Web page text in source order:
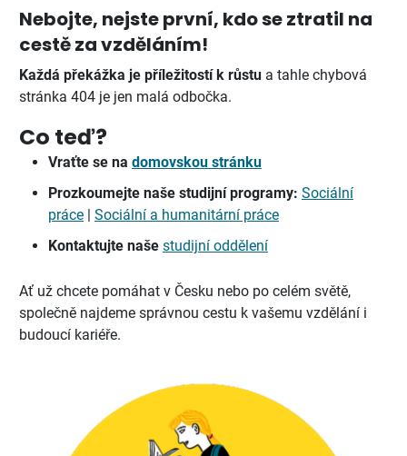
Nebojte, nejste první, kdo se ztratil na
cestě za vzděláním!
Každá překážka je příležitostí k růstu a tahle chybová
stránka 404 je jen malá odbočka.
Co teď?
Vraťte se na domovskou stránku
Prozkoumejte naše studijní programy: Sociální
práce | Sociální a humanitární práce
Kontaktujte naše studijní oddělení
Ať už chcete pomáhat v Česku nebo po celém světě,
společně najdeme správnou cestu k vašemu vzdělání i
budoucí kariéře.